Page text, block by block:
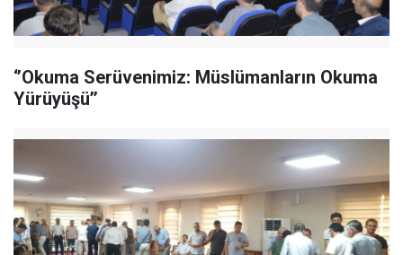
‘’Okuma Serüvenimiz: Müslümanların Okuma
Yürüyüşü’’